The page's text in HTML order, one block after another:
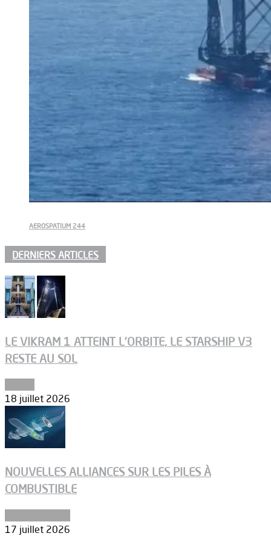
AEROSPATIUM 244
DERNIERS ARTICLES
LE VIKRAM 1 ATTEINT L’ORBITE, LE STARSHIP V3
RESTE AU SOL
18 juillet 2026
NOUVELLES ALLIANCES SUR LES PILES À
COMBUSTIBLE
17 juillet 2026